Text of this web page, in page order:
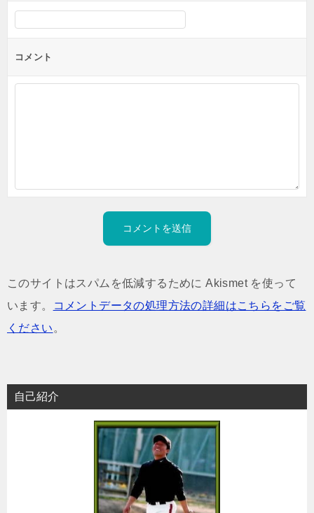
コメント
このサイトはスパムを低減するために Akismet を使って
います。
コメントデータの処理方法の詳細はこちらをご覧
ください 。
自己紹介